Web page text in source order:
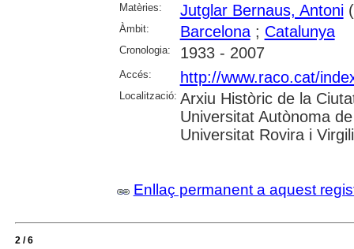
Matèries:
Jutglar Bernaus, Antoni
Àmbit: Barcelona; Catalunya
Cronologia: 1933 - 2007
Accés: http://www.raco.cat/
Localització: Arxiu Històric de la
Universitat Autònoma
Universitat Rovira i Virgili
Enllaç permanent a aquest
2 / 6